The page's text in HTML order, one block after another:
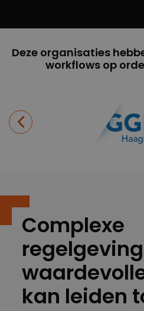
Deze organisaties
workflows op
Complexe
kan leiden